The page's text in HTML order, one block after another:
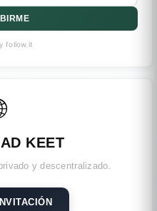
follow.it
KEET
y descentralizado.